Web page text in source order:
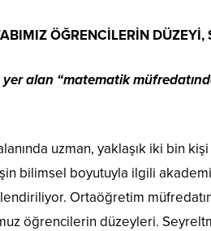
ÖĞRENCİLERİN DÜZEYİ,
alan “matematik
uzman, yaklaşık iki bin
bilimsel boyutuyla ilgili
Ortaöğretim
öğrencilerin düzeyleri.